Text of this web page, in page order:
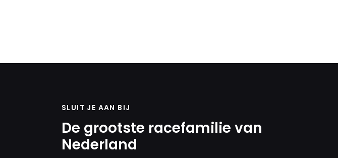
SLUIT JE AAN BIJ
De grootste racefamilie van
Nederland